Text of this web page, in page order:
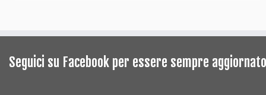
Seguici su Facebook per essere sempre aggiornato